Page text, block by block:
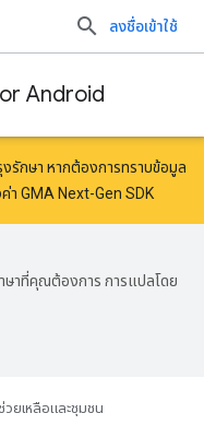
ลงชื่อเข้าใช้
Android
รักษา หากต้องการทราบข้อมูล
า GMA Next-Gen SDK
ษาที่คุณต้องการ การแปลโดย
วยเหลือและชุมชน